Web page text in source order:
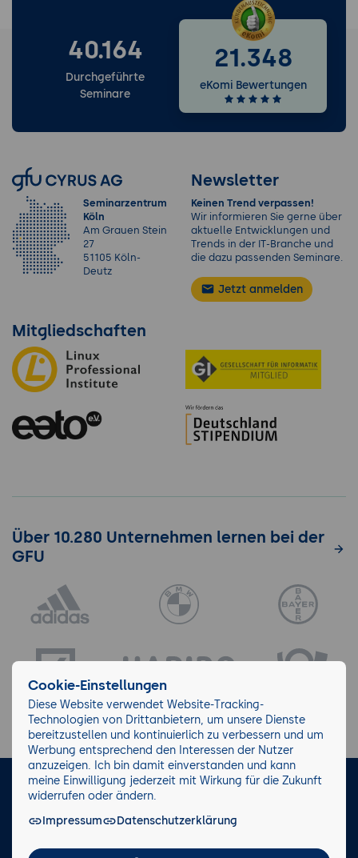
40.164
Durchgeführte
Seminare
21.348
eKomi Bewertungen
Seminarzentrum
Köln
Am Grauen Stein
27
51105 Köln-
Deutz
Newsletter
Keinen Trend verpassen!
Wir informieren Sie gerne über
aktuelle Entwicklungen und
Trends in der IT-Branche und
die dazu passenden Seminare.
Jetzt anmelden
Mitgliedschaften
Über 10.280 Unternehmen lernen bei der
GFU
LinkedIn Facebook
Cookie-Einstellungen
Diese Website verwendet Website-Tracking-
Technologien von Drittanbietern, um unsere Dienste
bereitzustellen und kontinuierlich zu verbessern und um
Werbung entsprechend den Interessen der Nutzer
anzuzeigen. Ich bin damit einverstanden und kann
meine Einwilligung jederzeit mit Wirkung für die Zukunft
widerrufen oder ändern.
Impressum
Datenschutzerklärung